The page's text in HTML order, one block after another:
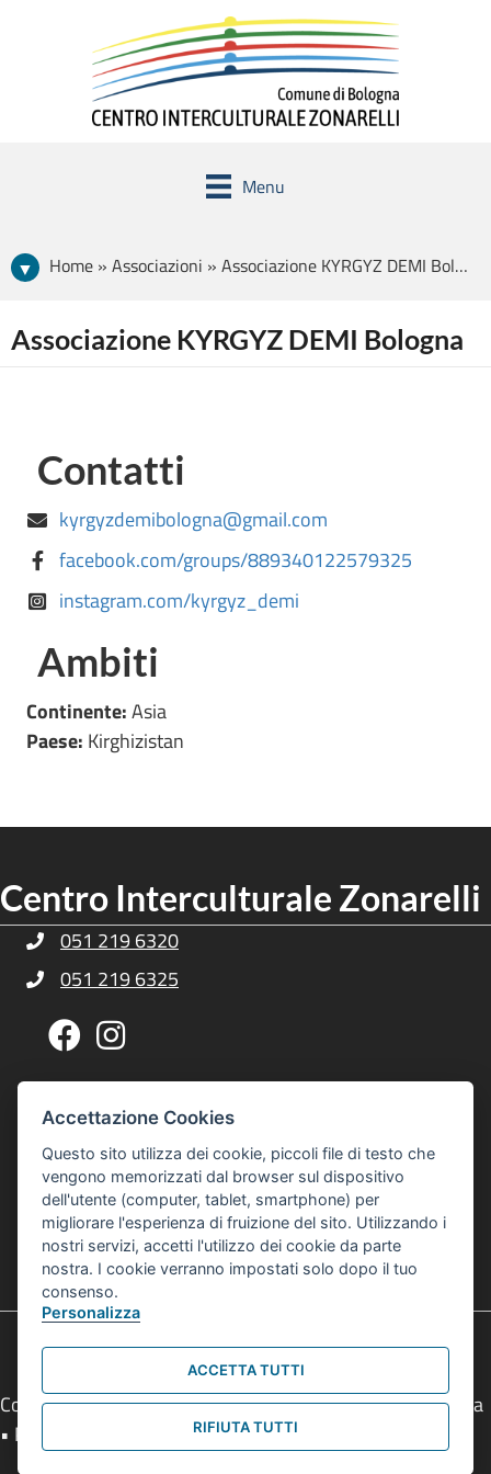
Menu
Home » Associazioni » Associazione KYRGYZ DEMI Bologna
Associazione KYRGYZ DEMI Bologna
Contatti
kyrgyzdemibologna@gmail.com
facebook.com/groups/889340122579325
instagram.com/kyrgyz_demi
Ambiti
Continente:Asia
Paese: Kirghizistan
Centro Interculturale Zonarelli
Telefono Centro Culturale Zonarelli
051 219 6320
Telefono Centro Culturale Zonarelli
051 219 6325
Pagina Facebook Centro Zonarelli
Profilo Instagram Centro Zonarelli
Indirizzo Centro Culturale Zonarelli
Email Centro Interculturale Zonarelli
interculturalezonarelli@comune.bologna.it
Informativa Privacy e Cookies
Informativa privacy e cookies
© 2026 Centro Interculturale Zonarelli
Tutti i diritti sono riservati
Comune di Bologna • Piazza Maggiore, 6 - 40124 Bologna
• P.Iva 01232710374 • Tel.051 2193111
Accettazione Cookies
Questo sito utilizza dei cookie, piccoli file di testo che
vengono memorizzati dal browser sul dispositivo
dell'utente (computer, tablet, smartphone) per
migliorare l'esperienza di fruizione del sito. Utilizzando i
nostri servizi, accetti l'utilizzo dei cookie da parte
nostra. I cookie verranno impostati solo dopo il tuo
consenso.
Personalizza
ACCETTA TUTTI
RIFIUTA TUTTI